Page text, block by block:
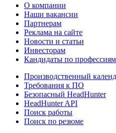
О компании
Наши вакансии
Партнерам
Реклама на сайте
Новости и статьи
Инвесторам
Кандидаты по профессиям
Производственный
Требования к ПО
Безопасный HeadHunter
HeadHunter API
Поиск работы
Поиск по резюме